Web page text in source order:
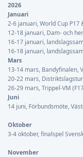
2026
Januari
2-6 januari, World Cup P17
12-18 januari, Dam- och
16-17 januari,
16-18 januari,
Mars
13-14 mars, Bandyfinalen,
20-22 mars,
26-29 mars, Trippel-VM
Juni
14 juni, Förbundsmöte,
Oktober
3-4 oktober, finalspel
November